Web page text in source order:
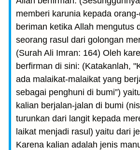
memberi karunia kepada
beriman ketika Allah mengutus
seorang rasul dari golongan
(Surah Ali Imran: 164) Oleh
berfirman di sini: (Katakanlah,
ada malaikat-malaikat yang
sebagai penghuni di bumi”)
kalian berjalan-jalan di bumi
turunkan dari langit kepada
laikat menjadi rasul) yaitu dari
Karena kalian adalah jenis